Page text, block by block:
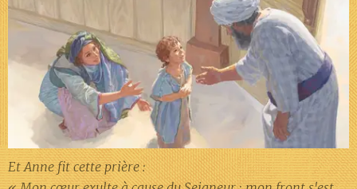
Et Anne fit cette prière :